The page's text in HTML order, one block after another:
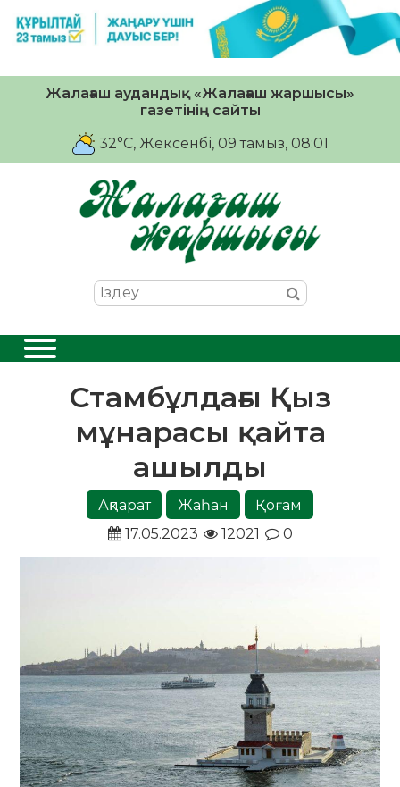
Жалағаш аудандық «Жалағаш жаршысы»
газетінің сайты
32°C, Жексенбі, 09 тамыз, 08:01
Стамбұлдағы Қыз
мұнарасы қайта
ашылды
Ақпарат Жаһан
Қоғам
17.05.2023
12021 0